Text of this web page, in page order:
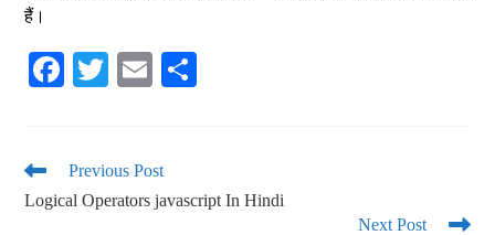
हैं।
Fa
ok
T
r
E
Previous Post
Logical Operators javascript In Hindi
Next Post